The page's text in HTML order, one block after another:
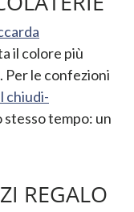
il colore più
Per le confezioni
chiudi-
stesso tempo: un
REGALO